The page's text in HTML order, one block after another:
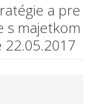
a pre
s majetkom
22.05.2017